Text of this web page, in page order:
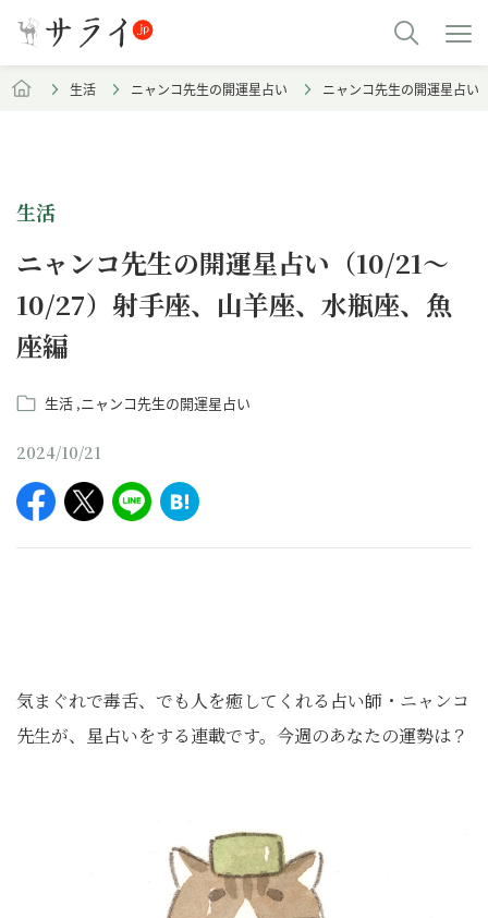
生活 ニャンコ先生の開運星占い ニャンコ先生の開運星占
生活
ニャンコ先生の開運星占い（10/21～
10/27）射手座、山羊座、水瓶座、魚
座編
生活 ニャンコ先生の開運星占い
2024/10/21
気まぐれで毒舌、でも人を癒してくれる占い師・ニャンコ
先生が、星占いをする連載です。今週のあなたの運勢は？